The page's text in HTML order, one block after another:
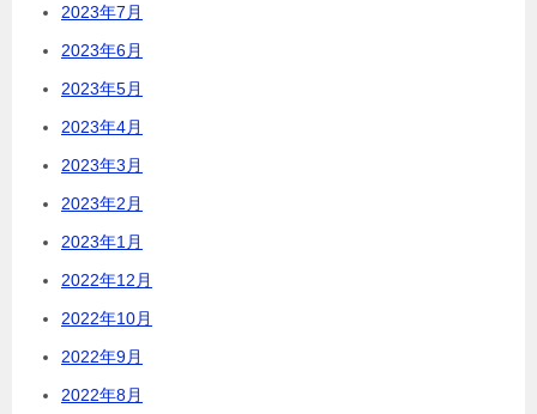
2023年7月
2023年6月
2023年5月
2023年4月
2023年3月
2023年2月
2023年1月
2022年12月
2022年10月
2022年9月
2022年8月